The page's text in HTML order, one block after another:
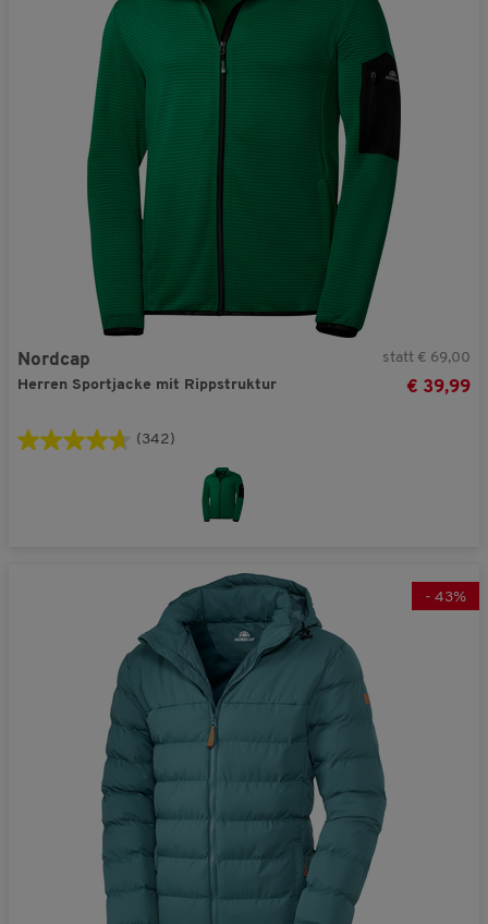
Nordcap
Herren Sportjacke mit Rippstruktur
statt € 69,00
€ 39,99
(342)
- 43%